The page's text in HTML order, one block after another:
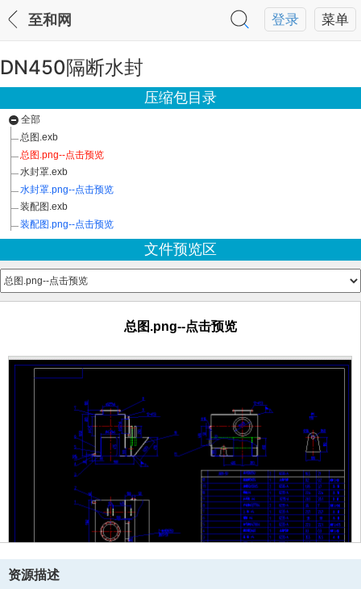
菜单
登录
至和网
DN450隔断水封
压缩包目录
全部
总图.exb
总图.png--点击预览
水封罩.exb
水封罩.png--点击预览
装配图.exb
装配图.png--点击预览
文件预览区
总图.png--点击预览
资源描述